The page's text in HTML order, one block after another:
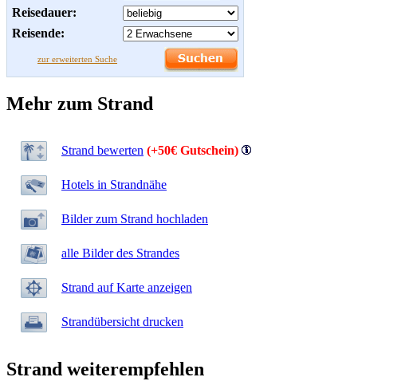
Reisedauer:
Reisende:
zur erweiterten Suche
Mehr zum Strand
Strand bewerten (+50€ Gutschein)
Hotels in Strandnähe
Bilder zum Strand hochladen
alle Bilder des Strandes
Strand auf Karte anzeigen
Strandübersicht drucken
Strand weiterempfehlen